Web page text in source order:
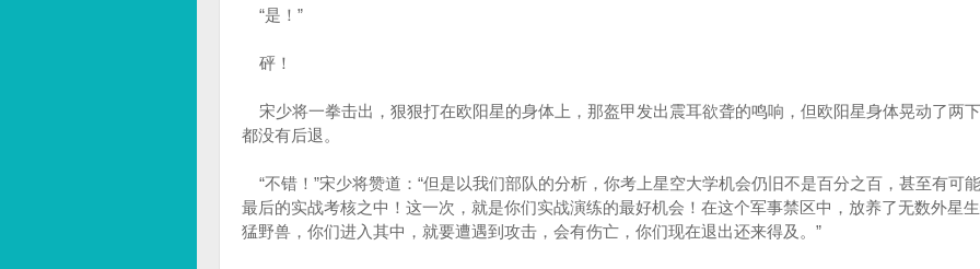
“是！”
砰！
宋少将一拳击出，狠狠打在欧阳星的身体上，那盔甲发出震耳欲聋的鸣响，但欧阳星身体晃动了两
都没有后退。
“不错！”宋少将赞道：“但是以我们部队的分析，你考上星空大学机会仍旧不是百分之百，甚至有可
最后的实战考核之中！这一次，就是你们实战演练的最好机会！在这个军事禁区中，放养了无数外星
猛野兽，你们进入其中，就要遭遇到攻击，会有伤亡，你们现在退出还来得及。”